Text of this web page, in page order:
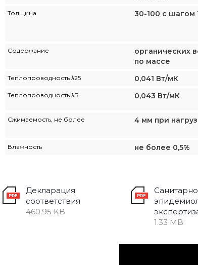
Толщина 30-100 с шагом
Содержание
органических
по массе
Теплопроводность λ25 0,041 Вт/мК
Теплопроводность λБ 0,043 Вт/мК
Сжимаемость, не более 4 мм при
Влажность не более 0,5%
Декларация
соответствия
460.95 KB
1.33 MB